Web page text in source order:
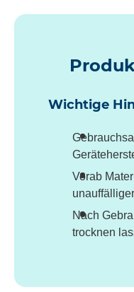
Wichtige
Vorab
Nach
trocknen